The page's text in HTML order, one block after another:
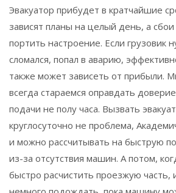
Эвакуатор прибудет в кратчайшие
зависят планы на целый день, а
портить настроение. Если грузовик
сломался, попал в аварию,
также может зависеть от прибыли.
всегда стараемся оправдать
подачи не полу часа. Вызвать
круглосуточно не проблема,
и можно рассчитывать на быструю
из-за отсутствия машин. А потом,
быстро расчистить проезжую часть,